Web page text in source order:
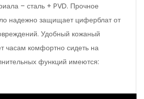
– сталь + PVD. Прочное
надежно защищает циферблат от
Удобный кожаный
часам комфортно сидеть на
функций имеются: